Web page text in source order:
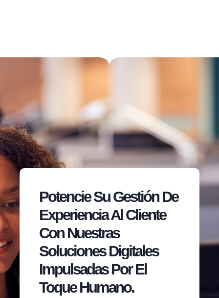
Potencie Su Gestión De
Experiencia Al Cliente
Con Nuestras
Soluciones Digitales
Impulsadas Por El
Toque Humano.